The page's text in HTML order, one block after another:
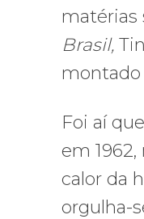
matérias
Brasil,
montado
Foi aí
em 1962,
calor da
orgulha-